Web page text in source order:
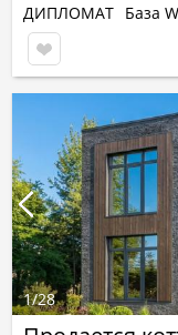
ДИПЛОМАТ База
1/28